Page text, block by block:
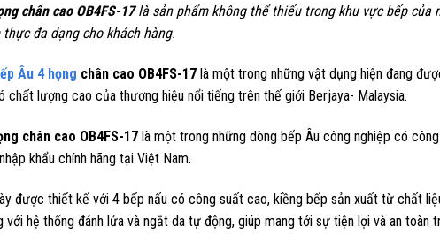
chân cao OB4FS-17là sản phẩm không thể thiếu trong khu vực bếp của
thực đa dạng cho khách hàng.
Âu 4 họng chân cao OB4FS-17 là một trong những vật dụng hiện đang
chất lượng cao của thương hiệu nổi tiếng trên thế giới Berjaya- Malaysia.
chân cao OB4FS-17 là một trong những dòng bếp Âu công nghiệp có
khẩu chính hãng tại Việt Nam.
được thiết kế với 4 bếp nấu có công suất cao, kiềng bếp sản xuất từ chất
với hệ thống đánh lửa và ngắt da tự động, giúp mang tới sự tiện lợi và an toàn